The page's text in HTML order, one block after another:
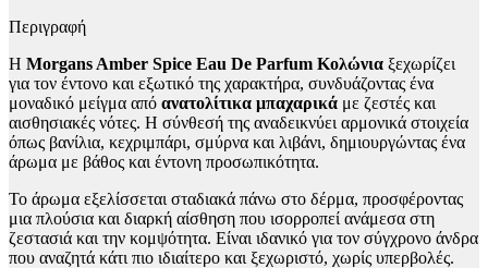
Περιγραφή
Η Morgans Amber Spice Eau De Parfum Κολώνια ξεχωρίζει
για τον έντονο και εξωτικό της χαρακτήρα, συνδυάζοντας ένα
μοναδικό μείγμα από ανατολίτικα μπαχαρικά με ζεστές και
αισθησιακές νότες. Η σύνθεσή της αναδεικνύει αρμονικά στοιχεία
όπως βανίλια, κεχριμπάρι, σμύρνα και λιβάνι, δημιουργώντας ένα
άρωμα με βάθος και έντονη προσωπικότητα.
Το άρωμα εξελίσσεται σταδιακά πάνω στο δέρμα, προσφέροντας
μια πλούσια και διαρκή αίσθηση που ισορροπεί ανάμεσα στη
ζεστασιά και την κομψότητα. Είναι ιδανικό για τον σύγχρονο άνδρα
που αναζητά κάτι πιο ιδιαίτερο και ξεχωριστό, χωρίς υπερβολές.